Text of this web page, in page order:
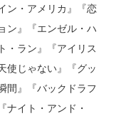
ン・アメリカ』『恋
ン』『エンゼル・ハ
・ラン』『アイリス
使じゃない』『グッ
間』『バックドラフ
ナイト・アンド・